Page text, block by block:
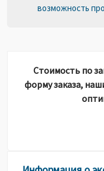
возможность
Стоимость по
форму заказа,